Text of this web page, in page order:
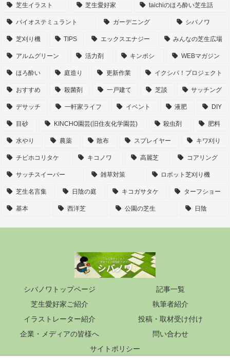
芝生イラスト 芝生愛好家 taichiのほろ酔い芝生話
バイオステミュラント ガーデニング シバノワ
芝刈り機 TIPS エックスエナジー みんなの芝生広場
アルムグリーン 活力剤 キンボシ WEBマガジン
ほろ酔い 庭造り 更新作業 イクシバ！プロジェクト
おすすめ 殺菌剤 一戸建て 芝談 サッチング
デサッチ 一軒家ライフ イベント 液肥 DIY
目砂 KINCHO園芸(旧住友化学園芸) 殺虫剤 肥料
水やり 農薬 散布 スプレイヤー キワ刈り
チビホコリタケ キコノワ 高麗芝 コアリング
サッチスイーパー 雑草対策 ロボット芝刈り機
芝生名言集 日陰の庭 キコガサタケ ターフショー
基本 西洋芝 公園の芝生 日陰
シバノワトップページ
記事一覧
芝生愛好家ご紹介
執筆者紹介
イラストレーター紹介
投稿・取材受け付け
企業・メディアの皆様へ
問い合わせ
サイトポリシー